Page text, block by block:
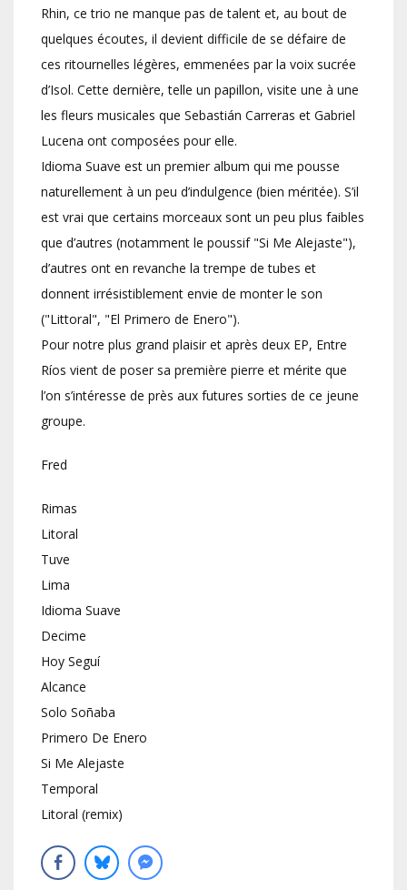
Rhin, ce trio ne manque pas de talent et, au bout de
quelques écoutes, il devient difficile de se défaire de
ces ritournelles légères, emmenées par la voix sucrée
d’Isol. Cette dernière, telle un papillon, visite une à une
les fleurs musicales que Sebastián Carreras et Gabriel
Lucena ont composées pour elle.
Idioma Suave est un premier album qui me pousse
naturellement à un peu d’indulgence (bien méritée). S’il
est vrai que certains morceaux sont un peu plus faibles
que d’autres (notamment le poussif "Si Me Alejaste"),
d’autres ont en revanche la trempe de tubes et
donnent irrésistiblement envie de monter le son
("Littoral", "El Primero de Enero").
Pour notre plus grand plaisir et après deux EP, Entre
Ríos vient de poser sa première pierre et mérite que
l’on s’intéresse de près aux futures sorties de ce jeune
groupe.
Fred
Rimas
Litoral
Tuve
Lima
Idioma Suave
Decime
Hoy Seguí
Alcance
Solo Soñaba
Primero De Enero
Si Me Alejaste
Temporal
Litoral (remix)